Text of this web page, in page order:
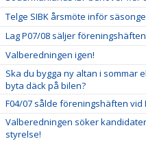
Telge SIBK årsmöte inför
Lag P07/08 säljer
Valberedningen igen!
Ska du bygga ny altan i sommar
byta däck på bilen?
F04/07 sålde föreningshäften
Valberedningen söker kandidater
styrelse!